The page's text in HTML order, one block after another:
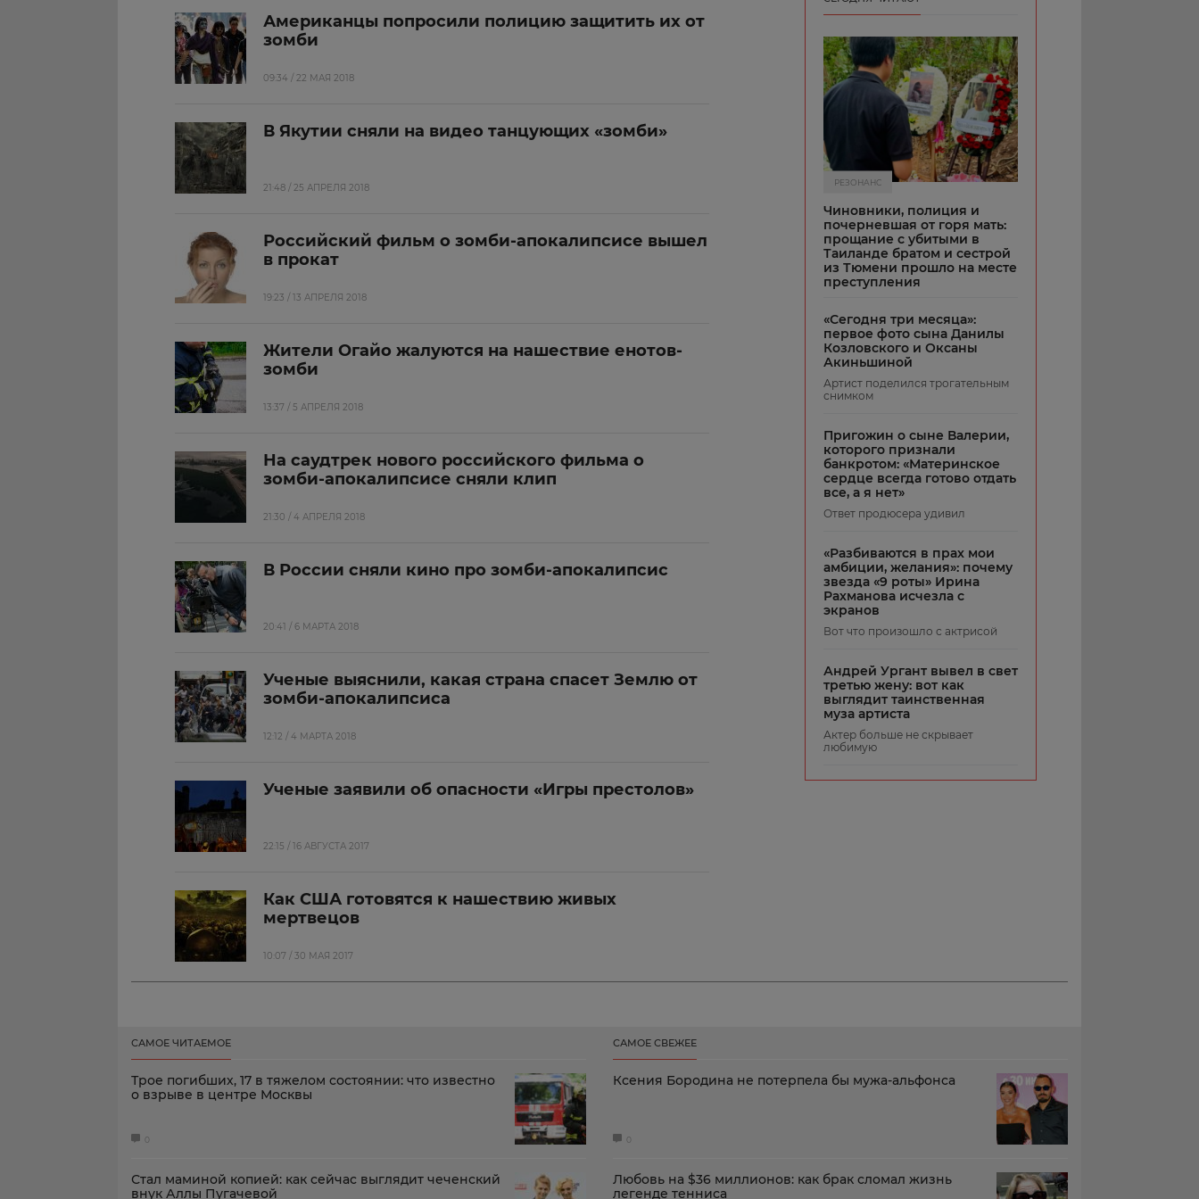
Американцы попросили полицию защитить их от
зомби
09:34 / 22 МАЯ 2018
В Якутии сняли на видео танцующих «зомби»
21:48 / 25 АПРЕЛЯ 2018
Российский фильм о зомби-апокалипсисе вышел
в прокат
19:23 / 13 АПРЕЛЯ 2018
Жители Огайо жалуются на нашествие енотов-
зомби
13:37 / 5 АПРЕЛЯ 2018
На саудтрек нового российского фильма о
зомби-апокалипсисе сняли клип
21:30 / 4 АПРЕЛЯ 2018
В России сняли кино про зомби-апокалипсис
20:41 / 6 МАРТА 2018
Ученые выяснили, какая страна спасет Землю от
зомби-апокалипсиса
12:12 / 4 МАРТА 2018
Ученые заявили об опасности «Игры престолов»
22:15 / 16 АВГУСТА 2017
Как США готовятся к нашествию живых
мертвецов
10:07 / 30 МАЯ 2017
РЕЗОНАНС
Чиновники, полиция и
почерневшая от горя мать:
прощание с убитыми в
Таиланде братом и сестрой
из Тюмени прошло на месте
преступления
«Сегодня три месяца»:
первое фото сына Данилы
Козловского и Оксаны
Акиньшиной
Артист поделился трогательным
снимком
Пригожин о сыне Валерии,
которого признали
банкротом: «Материнское
сердце всегда готово отдать
все, а я нет»
Ответ продюсера удивил
«Разбиваются в прах мои
амбиции, желания»: почему
звезда «9 роты» Ирина
Рахманова исчезла с
экранов
Вот что произошло с актрисой
Андрей Ургант вывел в свет
третью жену: вот как
выглядит таинственная
муза артиста
Актер больше не скрывает
любимую
САМОЕ ЧИТАЕМОЕ
Трое погибших, 17 в тяжелом состоянии: что известно
о взрыве в центре Москвы
0
Стал маминой копией: как сейчас выглядит чеченский
внук Аллы Пугачевой
САМОЕ СВЕЖЕЕ
Ксения Бородина не потерпела бы мужа-альфонса
0
Любовь на $36 миллионов: как брак сломал жизнь
легенде тенниса